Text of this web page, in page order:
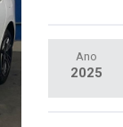
Ano
2025